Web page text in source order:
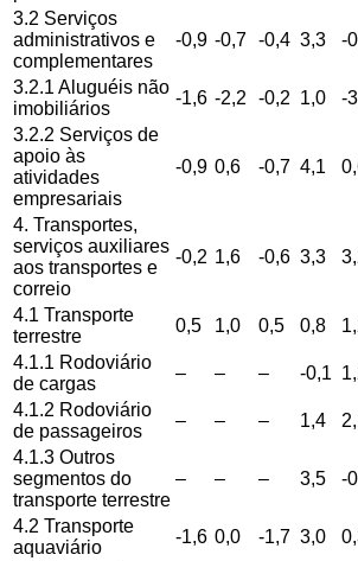
3.2 Serviços
administrativos e
complementares
-0,9 -0,7 -0,4 3,3 -
3.2.1 Aluguéis não
imobiliários
-1,6 -2,2 -0,2 1,0 -
3.2.2 Serviços de
apoio às
atividades
empresariais
-0,9 0,6 -0,7 4,1
4. Transportes,
serviços auxiliares
aos transportes e
correio
-0,2 1,6 -0,6 3,3
4.1 Transporte
terrestre
0,5 1,0 0,5 0,8
4.1.1 Rodoviário
de cargas
– – – -0,1
4.1.2 Rodoviário
de passageiros
– – – 1,4
4.1.3 Outros
segmentos do
transporte terrestre
– – – 3,5 -
4.2 Transporte
aquaviário
-1,6 0,0 -1,7 3,0